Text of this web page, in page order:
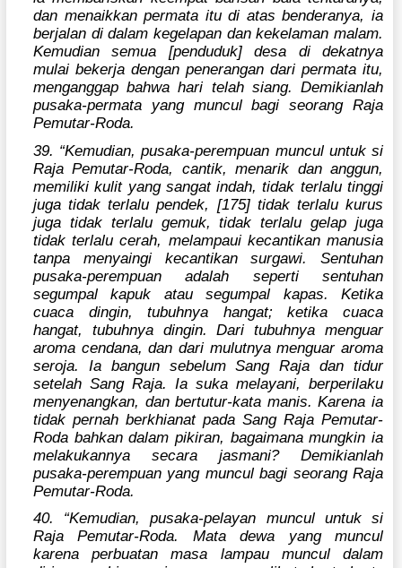
dan menaikkan permata itu di atas benderanya, ia
berjalan di dalam kegelapan dan kekelaman malam.
Kemudian semua [penduduk] desa di dekatnya
mulai bekerja dengan penerangan dari permata itu,
menganggap bahwa hari telah siang. Demikianlah
pusaka-permata yang muncul bagi seorang Raja
Pemutar-Roda.
39. “Kemudian, pusaka-perempuan muncul untuk si
Raja Pemutar-Roda, cantik, menarik dan anggun,
memiliki kulit yang sangat indah, tidak terlalu tinggi
juga tidak terlalu pendek, [175] tidak terlalu kurus
juga tidak terlalu gemuk, tidak terlalu gelap juga
tidak terlalu cerah, melampaui kecantikan manusia
tanpa menyaingi kecantikan surgawi. Sentuhan
pusaka-perempuan adalah seperti sentuhan
segumpal kapuk atau segumpal kapas. Ketika
cuaca dingin, tubuhnya hangat; ketika cuaca
hangat, tubuhnya dingin. Dari tubuhnya menguar
aroma cendana, dan dari mulutnya menguar aroma
seroja. Ia bangun sebelum Sang Raja dan tidur
setelah Sang Raja. Ia suka melayani, berperilaku
menyenangkan, dan bertutur-kata manis. Karena ia
tidak pernah berkhianat pada Sang Raja Pemutar-
Roda bahkan dalam pikiran, bagaimana mungkin ia
melakukannya secara jasmani? Demikianlah
pusaka-perempuan yang muncul bagi seorang Raja
Pemutar-Roda.
40. “Kemudian, pusaka-pelayan muncul untuk si
Raja Pemutar-Roda. Mata dewa yang muncul
karena perbuatan masa lampau muncul dalam